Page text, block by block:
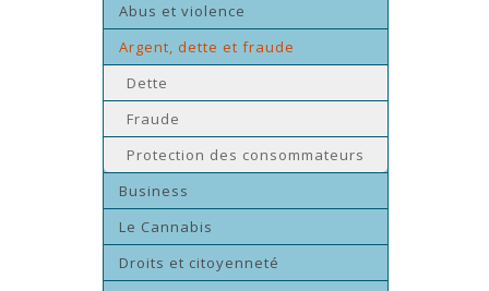
Abus et violence
Argent, dette et fraude
Dette
Fraude
Protection des consommateurs
Business
Le Cannabis
Droits et citoyenneté